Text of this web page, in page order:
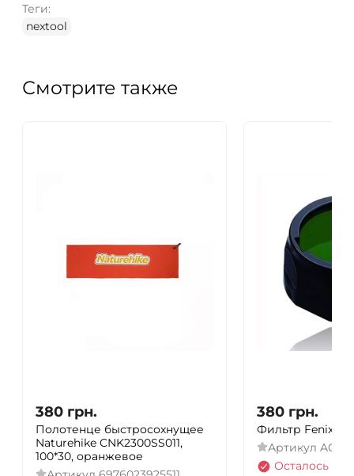
Теги:
nextool
Смотрите также
380 грн.
Полотенце быстросохнущее
Naturehike CNK2300SS011,
100*30, оранжевое
380 грн.
Фильтр Fenix
Артикул AOF-
Осталось